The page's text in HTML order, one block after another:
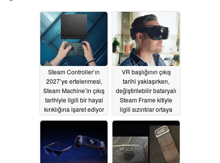
Steam Controller’ın
2027’ye ertelenmesi,
Steam Machine’in çıkış
tarihiyle ilgili bir hayal
kırıklığına işaret ediyor
06/19/2026
VR başlığının çıkış
tarihi yaklaşırken,
değiştirilebilir bataryalı
Steam Frame kitiyle
ilgili sızıntılar ortaya
06/18/2026